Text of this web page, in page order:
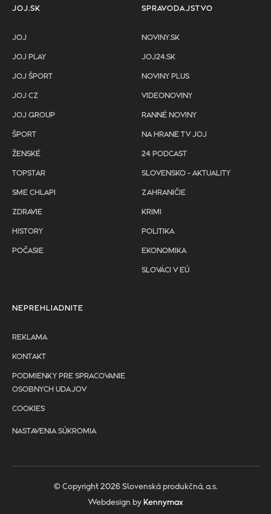
JOJ.SK
JOJ
JOJ PLAY
JOJ ŠPORT
JOJ CZ
JOJ GROUP
ŠPORT
ŽENSKÉ
TOPSTAR
SME CHLAPI
ZDRAVIE
HISTORY
POČASIE
SPRAVODAJSTVO
NOVINY.SK
JOJ24.SK
NOVINY PLUS
VIDEONOVINY
RANNÉ NOVINY
NA HRANE TV JOJ
24 PODCAST
SLOVENSKO - AKTUALITY
ZAHRANIČIE
KRIMI
POLITIKA
EKONOMIKA
SLOVÁCI V EÚ
NEPREHLIADNITE
REKLAMA
KONTAKT
PODMIENKY PRE SPRACOVANIE
OSOBNYCH UDAJOV
COOKIES
NASTAVENIA SÚKROMIA
© Copyright 2026 Slovenská produkčná, a.s.
Webdesign by Kennymax